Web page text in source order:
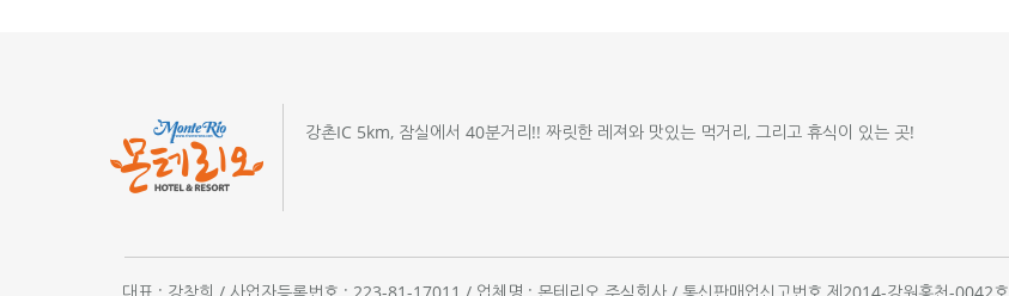
강촌IC 5km, 잠실에서 40분거리!! 짜릿한 레져와 맛있는 먹거리, 그리고 휴식이 있는 곳!